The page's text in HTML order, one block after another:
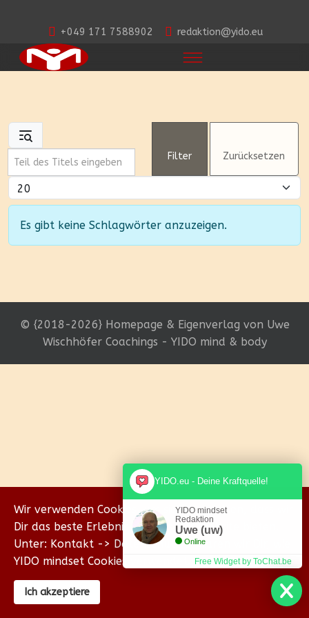
+049 171 7588902 redaktion@yido.eu
Teil des Titels eingeben
Filter Zurücksetzen
Anzeige #
Information
Es gibt keine Schlagwörter anzuzeigen.
© {2018-2026} Homepage & Eigenverlag von Uwe
Wischhöfer Coachings - YIDO mind & body
Wir verwenden Cookies, um sicherzustellen, dass wir
Dir das beste Erlebnis auf unserer Website bieten.
Unter: Kontakt -> Datenschutz erklären wir Dir, wie
YIDO mindset Cookies verwendet.
Ich akzeptiere
YIDO.eu - Deine Kraftquelle!
YIDO mindset
Redaktion
Uwe (uw)
Online
Free Widget by ToChat.be